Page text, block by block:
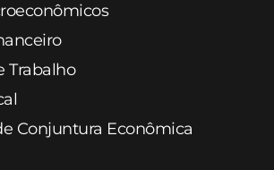
Trabalho
Conjuntura Econômica